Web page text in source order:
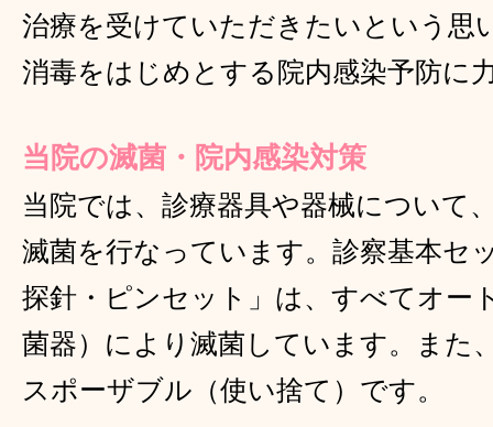
治療を受けていただきたいという思
消毒をはじめとする院内感染予防に
当院の滅菌・院内感染対策
当院では、診療器具や器械について
滅菌を行なっています。診察基本セ
探針・ピンセット」は、すべてオー
菌器）により滅菌しています。また
スポーザブル（使い捨て）です。